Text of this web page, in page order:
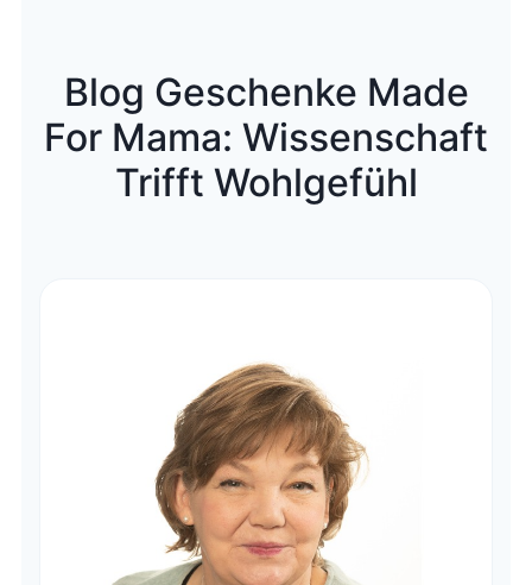
Blog Geschenke Made
For Mama: Wissenschaft
Trifft Wohlgefühl